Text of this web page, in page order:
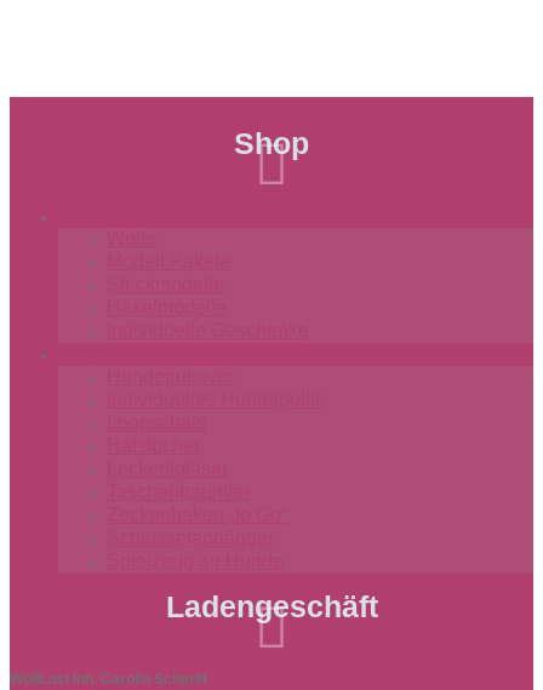
Shop

Ladengeschäft

WollLust Inh. Carolin Schmitt